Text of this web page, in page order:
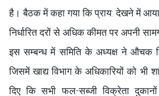
है। बैठक में कहा गया कि प्राय: देखने में
निर्धारित दरों से अधिक कीमत पर अपनी
इस सम्बन्ध में समिति के अध्यक्ष ने औचक
जिसमें खाद्य विभाग के अधिकारियों को भी
दिए कि सभी फल-सब्जी विक्रेता